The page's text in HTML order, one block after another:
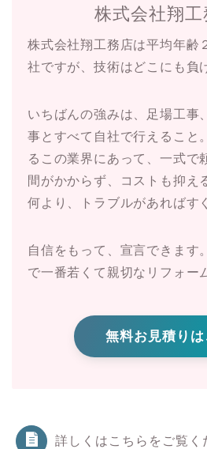
株式会社翔
株式会社翔工務店は平均年齢
社ですが、技術はどこにも負
いちばんの強みは、足場工事
事とすべて自社で行えること
るこの業界にあって、一式で
間がかからず、コストも抑え
何より、トラブルがあればす
自信をもって、宣言できます
で一番若くて親切なリフォー
無料お見積りは
詳しくはこちらをご覧く